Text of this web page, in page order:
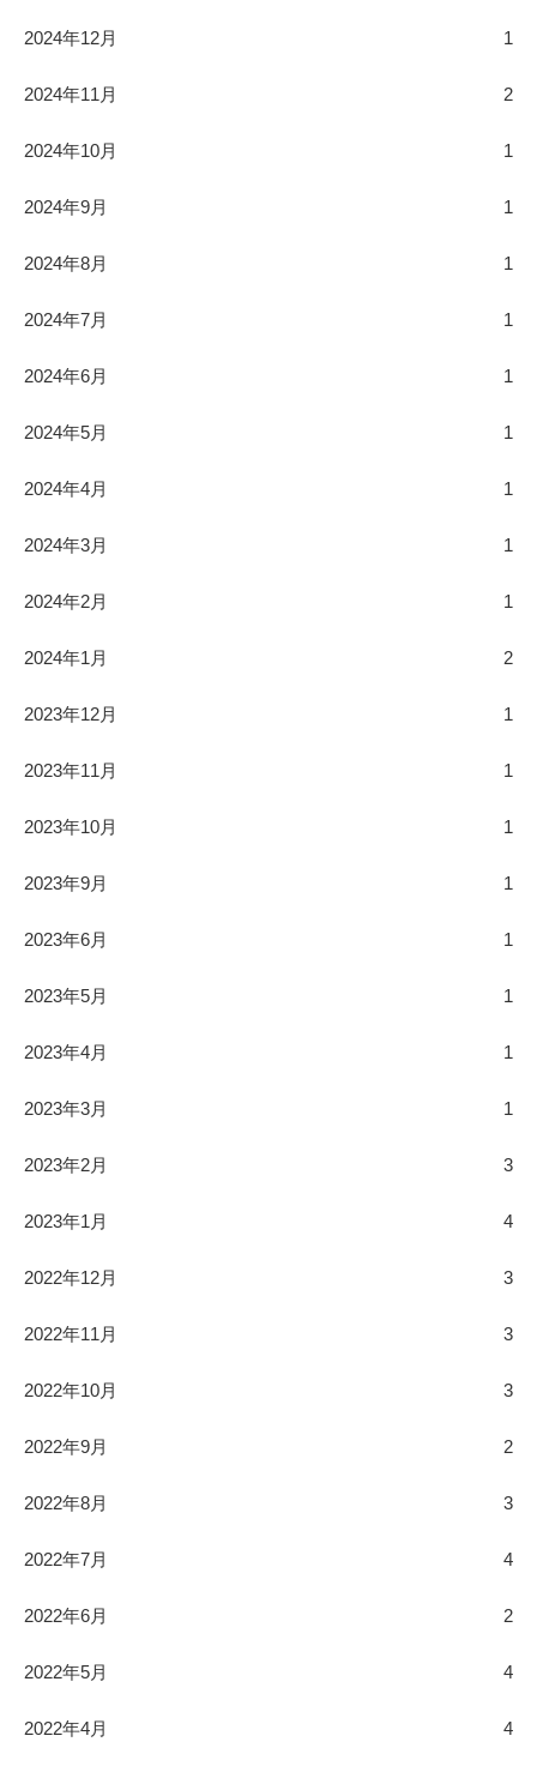
2024年12月 1
2024年11月 2
2024年10月 1
2024年9月 1
2024年8月 1
2024年7月 1
2024年6月 1
2024年5月 1
2024年4月 1
2024年3月 1
2024年2月 1
2024年1月 2
2023年12月 1
2023年11月 1
2023年10月 1
2023年9月 1
2023年6月 1
2023年5月 1
2023年4月 1
2023年3月 1
2023年2月 3
2023年1月 4
2022年12月 3
2022年11月 3
2022年10月 3
2022年9月 2
2022年8月 3
2022年7月 4
2022年6月 2
2022年5月 4
2022年4月 4